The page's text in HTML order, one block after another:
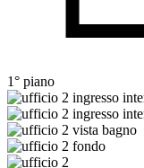
1° piano